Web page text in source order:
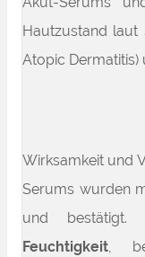
Hautzustand laut
Atopic Dermatitis)
Wirksamkeit und
Serums wurden
und
Feuchtigkeit,